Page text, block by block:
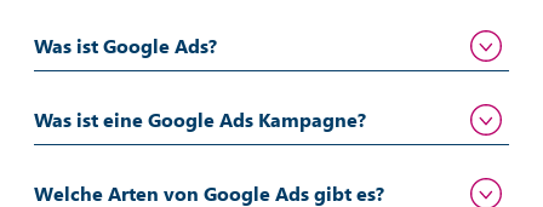
Was ist Google Ads?
Was ist eine Google Ads Kampagne?
Welche Arten von Google Ads gibt es?